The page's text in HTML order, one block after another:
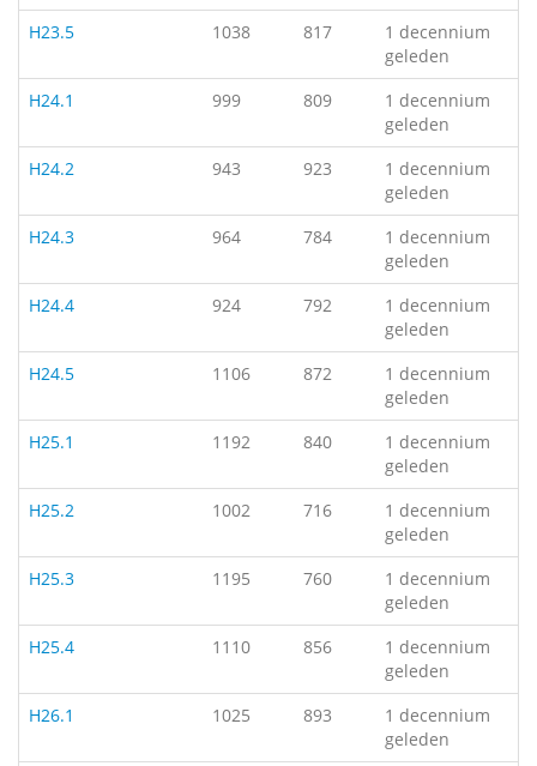
H23.5
1038 817
1 decennium
geleden
H24.1
999 809
1 decennium
geleden
H24.2
943 923
1 decennium
geleden
H24.3
964 784
1 decennium
geleden
H24.4
924 792
1 decennium
geleden
H24.5
1106 872
1 decennium
geleden
H25.1
1192 840
1 decennium
geleden
H25.2
1002 716
1 decennium
geleden
H25.3
1195 760
1 decennium
geleden
H25.4
1110 856
1 decennium
geleden
H26.1
1025 893
1 decennium
geleden